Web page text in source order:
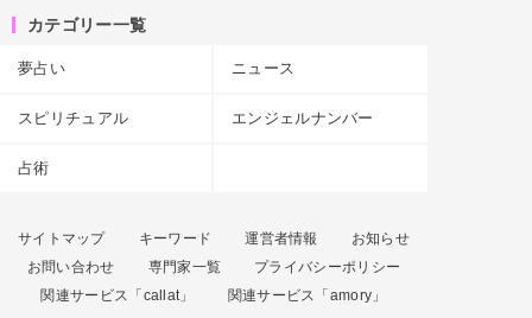
カテゴリー一覧
夢占い ニュース
スピリチュアル エンジェルナンバー
占術
サイトマップ キーワード 運営者情報
お知らせ
お問い合わせ
専門家一覧
プライバシーポリシー
関連サービス「callat」
関連サービス「amory」